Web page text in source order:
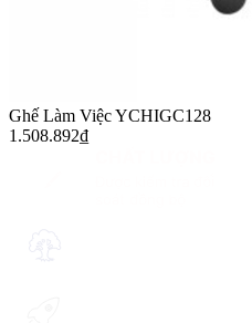
Ghế Làm Việc YCHIGC128
1.508.892₫